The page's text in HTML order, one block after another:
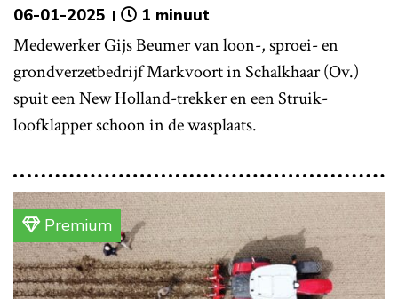
06-01-2025 1 minuut
Medewerker Gijs Beumer van loon-, sproei- en
grondverzetbedrijf Markvoort in Schalkhaar (Ov.)
spuit een New Holland-trekker en een Struik-
loofklapper schoon in de wasplaats.
Premium